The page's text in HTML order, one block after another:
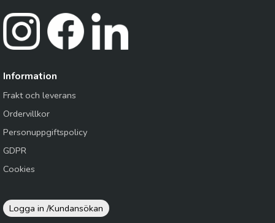
Information
Frakt och leverans
Ordervillkor
Personuppgiftspolicy
GDPR
Cookies
Logga in /Kundansökan